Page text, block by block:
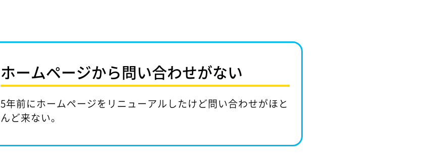
ホームページから問い合わせがない
5年前にホームページをリニューアルしたけど問い合わせがほと
んど来ない。